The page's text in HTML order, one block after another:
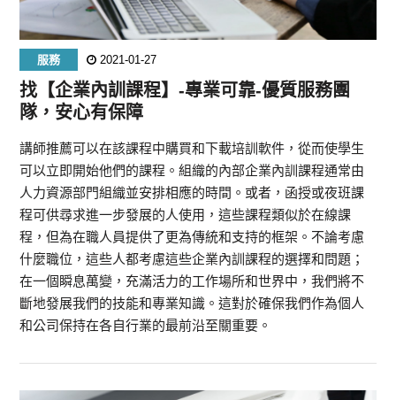
服務 2021-01-27
找【企業內訓課程】-專業可靠-優質服務團
隊，安心有保障
講師推薦可以在該課程中購買和下載培訓軟件，從而使學生
可以立即開始他們的課程。組織的內部企業內訓課程通常由
人力資源部門組織並安排相應的時間。或者，函授或夜班課
程可供尋求進一步發展的人使用，這些課程類似於在線課
程，但為在職人員提供了更為傳統和支持的框架。不論考慮
什麼職位，這些人都考慮這些企業內訓課程的選擇和問題；
在一個瞬息萬變，充滿活力的工作場所和世界中，我們將不
斷地發展我們的技能和專業知識。這對於確保我們作為個人
和公司保持在各自行業的最前沿至關重要。